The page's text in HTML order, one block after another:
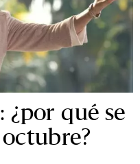
¿por qué se